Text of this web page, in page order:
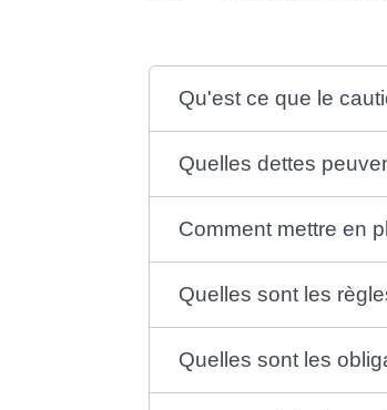
Qu'est ce que le
Quelles dettes
Comment mettre en
Quelles sont les
Quelles sont les